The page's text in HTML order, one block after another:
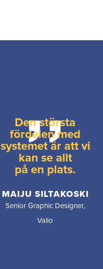
,,
Den största
fördelen med
systemet är att vi
kan se allt
på en plats.
MAIJU SILTAKOSKI
Senior Graphic Designer,
Valio